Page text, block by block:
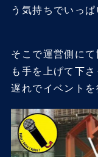
う気持ちでいっぱ
そこで運営側に
も手を上げて下
遅れでイベントを